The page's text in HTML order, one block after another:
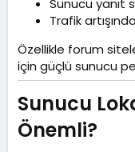
Sunucu yanıt
Trafik
Özellikle forum
için güçlü sunucu
Sunucu
Önemli?​